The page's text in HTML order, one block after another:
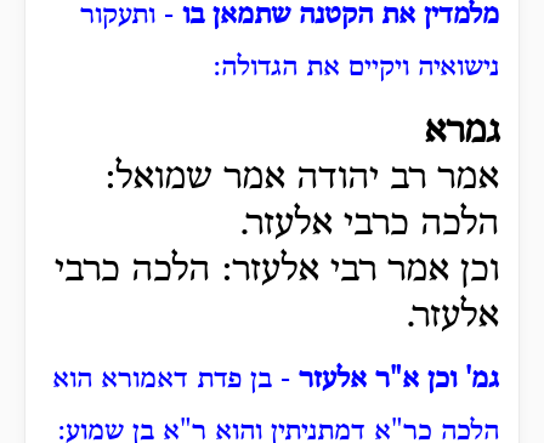
מלמדין את הקטנה שתמאן בו - ותעקור
נישואיה ויקיים את הגדולה:
גמרא
אמר רב יהודה אמר שמואל:
הלכה כרבי אלעזר.
וכן אמר רבי אלעזר: הלכה כרבי
אלעזר.
גמ' וכן א"ר אלעזר - בן פדת דאמורא הוא
הלכה כר"א דמתניתין והוא ר"א בן שמוע: